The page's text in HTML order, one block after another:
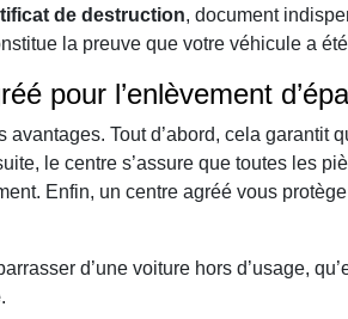
de destruction, document
la preuve que votre véhicule a
pour l’enlèvement
avantages. Tout d’abord, cela garantit
le centre s’assure que toutes les
Enfin, un centre agréé vous
d’une voiture hors d’usage,
.